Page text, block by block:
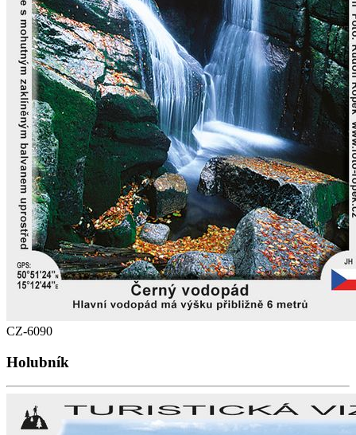
CZ-6090
Holubník